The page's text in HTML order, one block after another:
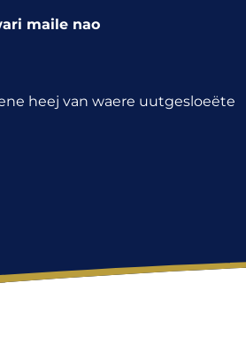
maile nao
heej van waere uutgesloeëte